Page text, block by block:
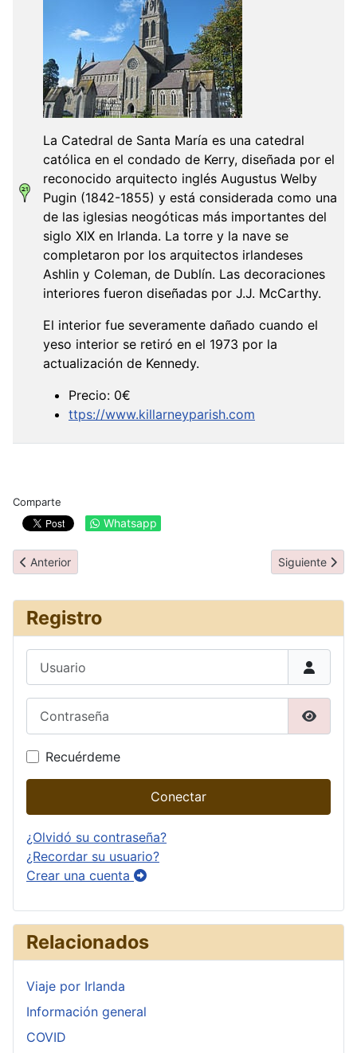
La Catedral de Santa María es una catedral
católica en el condado de Kerry, diseñada por el
reconocido arquitecto inglés Augustus Welby
Pugin (1842-1855) y está considerada como una
de las iglesias neogóticas más importantes del
siglo XIX en Irlanda. La torre y la nave se
completaron por los arquitectos irlandeses
Ashlin y Coleman, de Dublín. Las decoraciones
interiores fueron diseñadas por J.J. McCarthy.
El interior fue severamente dañado cuando el
yeso interior se retiró en el 1973 por la
actualización de Kennedy.
Precio: 0€
ttps://www.killarneyparish.com
Comparte
Whatsapp
Artículo anterior: Día 4: Kilkenny y Cashel
Anterior Artículo
Siguiente
Registro
Recuérdeme
Conectar
¿Olvidó su contraseña?
¿Recordar su usuario?
Crear una cuenta
Relacionados
Viaje por Irlanda
Información general
COVID